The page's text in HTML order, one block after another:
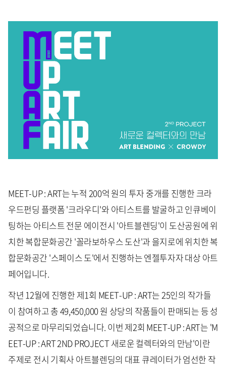
MEET-UP : ART는 누적 200억 원의 투자 중개를 진행한 크라
우드펀딩 플랫폼 '크라우디'와 아티스트를 발굴하고 인큐베이
팅하는 아티스트 전문 에이전시 '아트블렌딩'이 도산공원에 위
치한 복합문화공간 '꼴라보하우스 도산'과 을지로에 위치한 복
합문화공간 '스페이스 도'에서 진행하는 엔젤투자자 대상 아트
페어입니다.
작년 12월에 진행한 제1회 MEET-UP : ART는 25인의 작가들
이 참여하고 총 49,450,000 원 상당의 작품들이 판매되는 등 성
공적으로 마무리되었습니다. 이번 제2회 MEET-UP : ART는 'M
EET-UP : ART 2ND PROJECT 새로운 컬렉터와의 만남'이란
주제로 전시 기획사 아트블렌딩의 대표 큐레이터가 엄선한 작